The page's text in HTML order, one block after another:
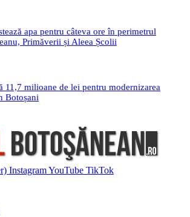
apa pentru câteva ore în perimetrul
Primăverii și Aleea Școlii
11,7 milioane de lei pentru modernizarea
Botoșani
InstagramYouTube TikTok